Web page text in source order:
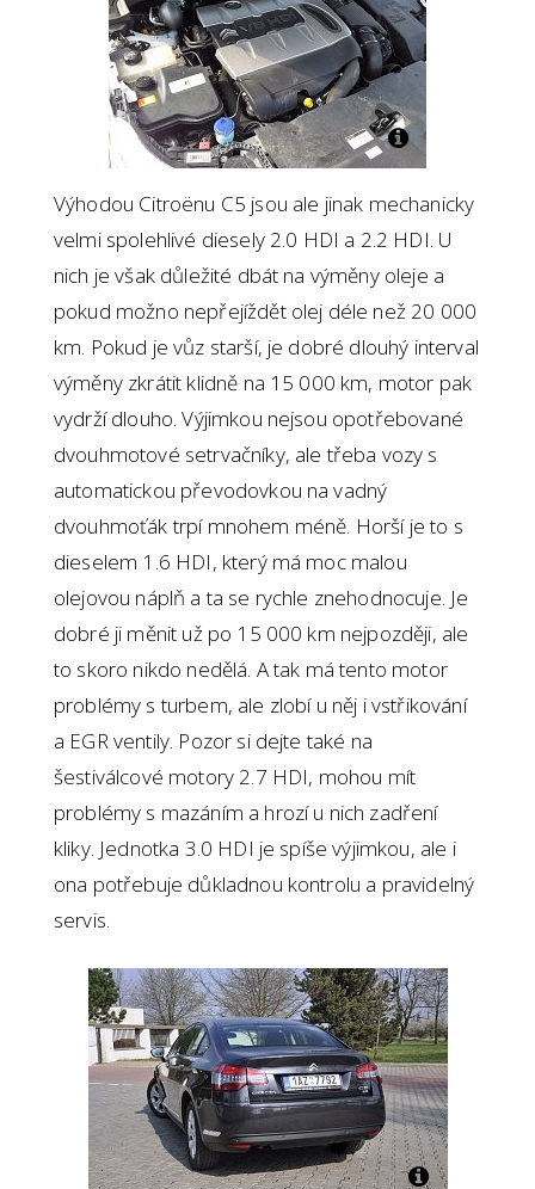
Výhodou Citroënu C5 jsou ale jinak mechanicky
velmi spolehlivé diesely 2.0 HDI a 2.2 HDI. U
nich je však důležité dbát na výměny oleje a
pokud možno nepřejíždět olej déle než 20 000
km. Pokud je vůz starší, je dobré dlouhý interval
výměny zkrátit klidně na 15 000 km, motor pak
vydrží dlouho. Výjimkou nejsou opotřebované
dvouhmotové setrvačníky, ale třeba vozy s
automatickou převodovkou na vadný
dvouhmoťák trpí mnohem méně. Horší je to s
dieselem 1.6 HDI, který má moc malou
olejovou náplň a ta se rychle znehodnocuje. Je
dobré ji měnit už po 15 000 km nejpozději, ale
to skoro nikdo nedělá. A tak má tento motor
problémy s turbem, ale zlobí u něj i vstřikování
a EGR ventily. Pozor si dejte také na
šestiválcové motory 2.7 HDI, mohou mít
problémy s mazáním a hrozí u nich zadření
kliky. Jednotka 3.0 HDI je spíše výjimkou, ale i
ona potřebuje důkladnou kontrolu a pravidelný
servis.